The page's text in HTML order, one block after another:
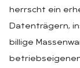
herrscht ein
Datenträgern,
billige